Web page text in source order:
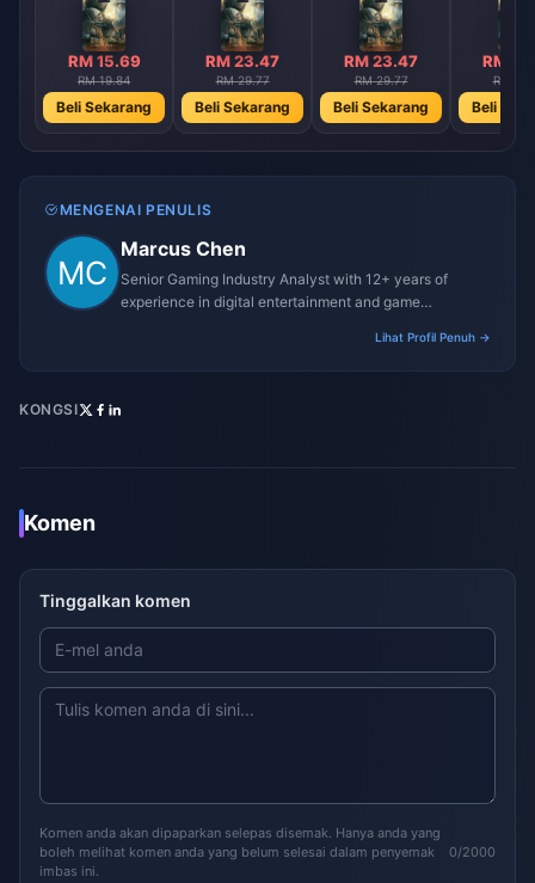
RM 15.69
RM 19.84
Beli Sekarang
RM 23.47
RM 29.77
Beli Sekarang
RM 23.47
RM 29.77
Beli Sekarang
RM
RM
Beli
MENGENAI PENULIS
Marcus Chen
Senior Gaming Industry Analyst with 12+ years of
experience in digital entertainment and game
Lihat Profil Penuh →
KONGSI
Komen
Tinggalkan komen
Komen anda akan dipaparkan selepas disemak. Hanya anda yang
boleh melihat komen anda yang belum selesai dalam penyemak
imbas ini.
0/2000